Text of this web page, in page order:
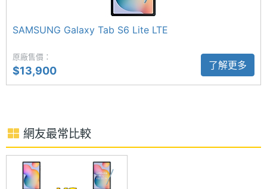
◎ 2.3GHz + 1.8GHz 八核心處理器
◎ 4GB RAM / 64GB ROM
◎ Wi-Fi 5、藍牙 5.0
◎ 採用 Type-C 規格
※本文為 SOGI 手機王版權所有，未經授權不得轉載使用※
解析度
2000x1200 pixels
主螢幕
像素密
度
佔比
主螢幕
材質
TFT
SAMSUNG Galaxy Tab S6 Lite LTE
原廠售價：
$13,900 了解更多
網友最常比較